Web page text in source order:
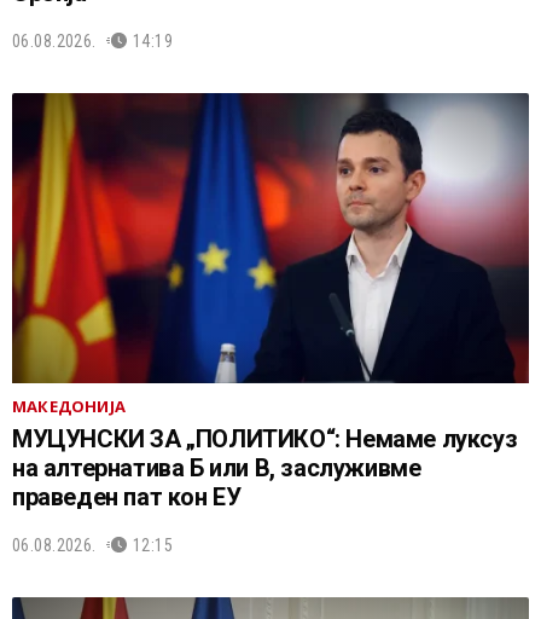
06.08.2026. 14:19
МАКЕДОНИЈА
МУЦУНСКИ ЗА „ПОЛИТИКО“: Немаме луксуз
на алтернатива Б или В, заслуживме
праведен пат кон ЕУ
06.08.2026. 12:15